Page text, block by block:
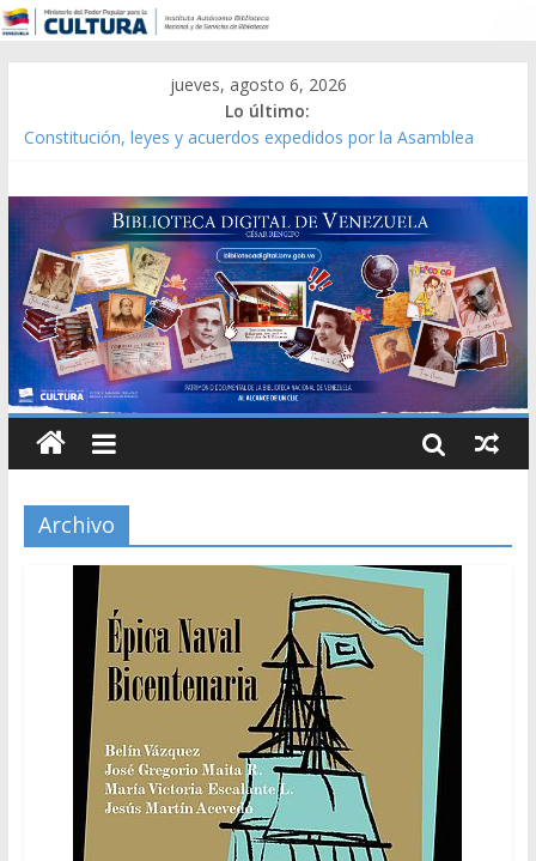
jueves, agosto 6, 2026
Lo último:
Constitución, leyes y acuerdos expedidos por la Asamblea
Modesta Bor Sánchez [material gráfico]
Gaceta Oficial de la República de Venezuela año CXXXIII Mes V,
Caracas 09 de marzo de 2006 N° 38.394
Catálogo temático de obras de Modesta Bor
Archivo